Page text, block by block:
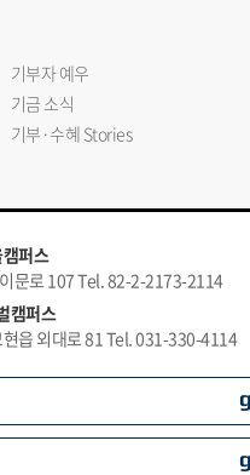
기부자 예우
기금 소식
기부·수혜 Stories
퍼스
문로 107 Tel. 82-2-2173-2114
캠퍼스
읍 외대로 81 Tel. 031-330-4114